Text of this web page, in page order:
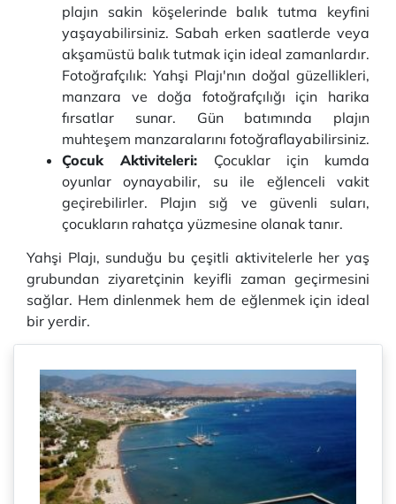
plajın sakin köşelerinde balık tutma keyfini
yaşayabilirsiniz. Sabah erken saatlerde veya
akşamüstü balık tutmak için ideal zamanlardır.
Fotoğrafçılık: Yahşi Plajı'nın doğal güzellikleri,
manzara ve doğa fotoğrafçılığı için harika
fırsatlar sunar. Gün batımında plajın
muhteşem manzaralarını fotoğraflayabilirsiniz.
Çocuk Aktiviteleri: Çocuklar için kumda
oyunlar oynayabilir, su ile eğlenceli vakit
geçirebilirler. Plajın sığ ve güvenli suları,
çocukların rahatça yüzmesine olanak tanır.
Yahşi Plajı, sunduğu bu çeşitli aktivitelerle her yaş
grubundan ziyaretçinin keyifli zaman geçirmesini
sağlar. Hem dinlenmek hem de eğlenmek için ideal
bir yerdir.